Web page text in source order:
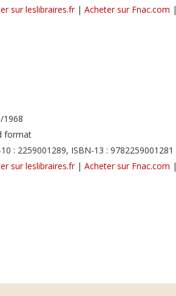
sur leslibraires.fr| Acheter sur Fnac.com |
1968
format
: 2259001289, ISBN-13 : 9782259001281
sur leslibraires.fr| Acheter sur Fnac.com |